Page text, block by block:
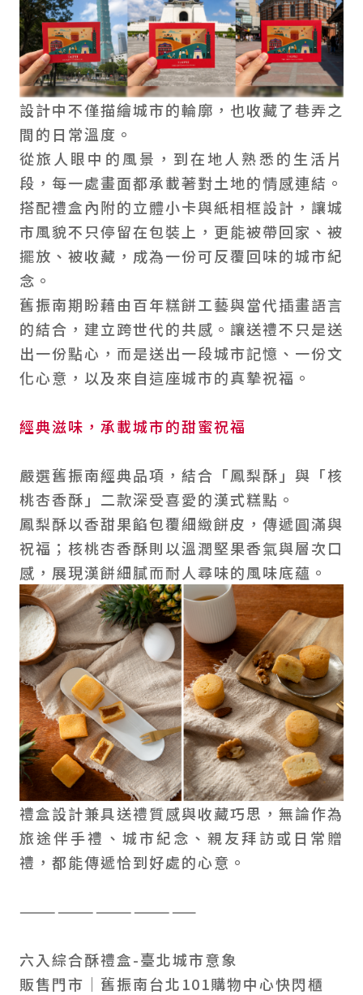
設計中不僅描繪城市的輪廓，也收藏了巷弄之
間的日常溫度。
從旅人眼中的風景，到在地人熟悉的生活片
段，每一處畫面都承載著對土地的情感連結。
搭配禮盒內附的立體小卡與紙相框設計，讓城
市風貌不只停留在包裝上，更能被帶回家、被
擺放、被收藏，成為一份可反覆回味的城市紀
念。
舊振南期盼藉由百年糕餅工藝與當代插畫語言
的結合，建立跨世代的共感。讓送禮不只是送
出一份點心，而是送出一段城市記憶、一份文
化心意，以及來自這座城市的真摯祝福。
經典滋味，承載城市的甜蜜祝福
嚴選舊振南經典品項，結合「鳳梨酥」與「核
桃杏香酥」二款深受喜愛的漢式糕點。
鳳梨酥以香甜果餡包覆細緻餅皮，傳遞圓滿與
祝福；核桃杏香酥則以溫潤堅果香氣與層次口
感，展現漢餅細膩而耐人尋味的風味底蘊。
禮盒設計兼具送禮質感與收藏巧思，無論作為
旅途伴手禮、城市紀念、親友拜訪或日常贈
禮，都能傳遞恰到好處的心意。
——————————————
六入綜合酥禮盒-臺北城市意象
販售門市｜舊振南台北101購物中心快閃櫃